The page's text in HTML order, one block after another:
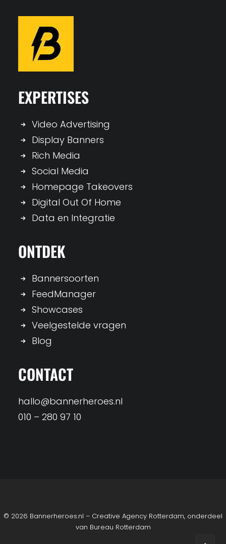
EXPERTISES
Video Advertising
Display Banners
Rich Media
Social Media
Homepage Takeovers
Digital Out Of Home
Data en Integratie
ONTDEK
Bannersoorten
FeedManager
Showcases
Veelgestelde vragen
Blog
CONTACT
hallo@bannerheroes.nl
010 – 280 97 10
© 2026 Bannerheroes.nl – Creative Agency Rotterdam, onderdeel
van Bureau Rotterdam